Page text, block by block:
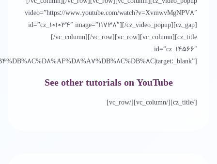
video=”https://www.youtube.com/watch?v=XvmwvMgNPV8″
id=”cz_101034″ image=”11738″][/cz_video_popup][cz_gap]
[/vc_column][/vc_row][vc_row][vc_column][cz_title
id=”cz_14566″
See other tutorials on YouTube
[/cz_title][/vc_column][/vc_row]